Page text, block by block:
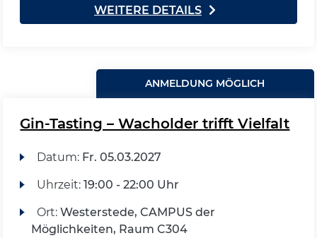
WEITERE DETAILS
ANMELDUNG MÖGLICH
Gin-Tasting – Wacholder trifft Vielfalt
Datum: Fr. 05.03.2027
Uhrzeit: 19:00 - 22:00 Uhr
Ort: Westerstede, CAMPUS der
Möglichkeiten, Raum C304